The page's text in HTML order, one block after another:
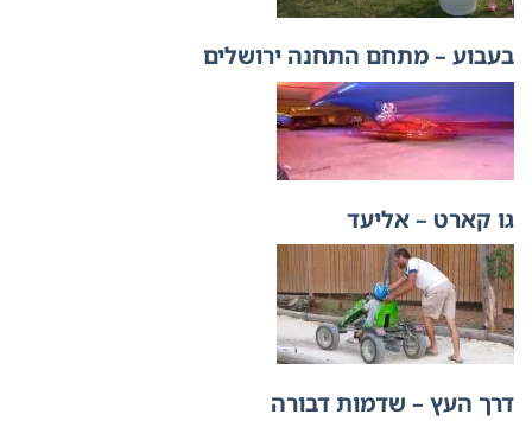
בעבוע – מתחם התחנה ירושלים
גו קארט – אליעד
דרך העץ – שדמות דבורה